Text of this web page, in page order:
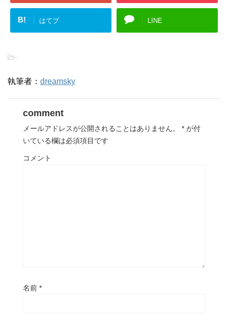
B! はてブ LINE
-
執筆者： dreamsky
comment
メールアドレスが公開されることはありません。 * が付
いている欄は必須項目です
コメント
名前 *